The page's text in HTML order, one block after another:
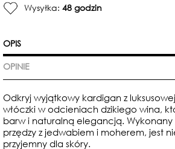
Wysyłka: 48 godzin
OPIS
OPINIE
Odkryj wyjątkowy kardigan z
włóczki w odcieniach dzikiego wina,
barw i naturalną elegancją. Wykonany
przędzy z jedwabiem i moherem, jest
przyjemny dla skóry.